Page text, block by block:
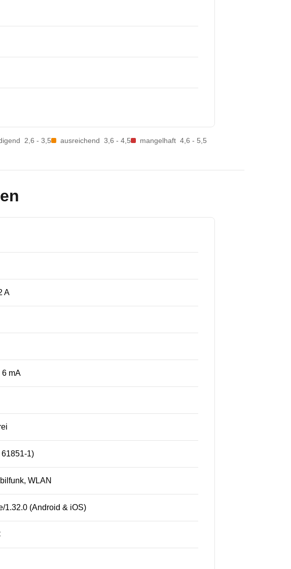
2,6 - 3,5 ausreichend 3,6 - 4,5 mangelhaft 4,6 - 5,5
A
6 mA
61851-1)
WLAN
1.32.0 (Android & iOS)